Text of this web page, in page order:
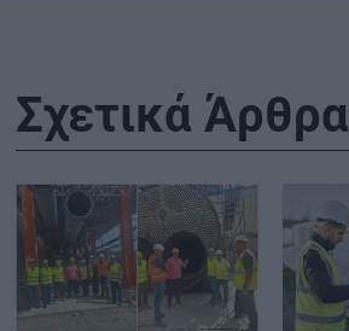
Σχετικά Άρθρα